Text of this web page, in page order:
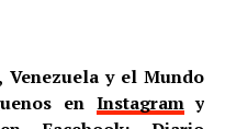
Venezuela y el Mundo
en Instagramy